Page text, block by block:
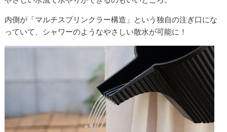
内側が「マルチスプリンクラー構造」という独自の注ぎ口にな
っていて、シャワーのようなやさしい散水が可能に！